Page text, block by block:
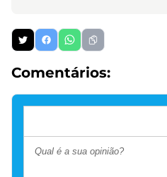
Comentários: